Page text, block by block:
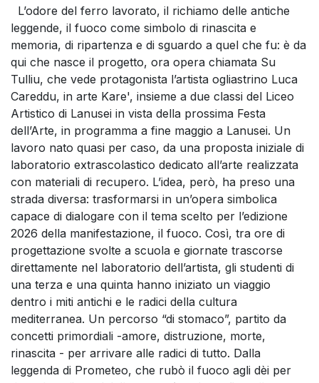
L’odore del ferro lavorato, il richiamo delle antiche
leggende, il fuoco come simbolo di rinascita e
memoria, di ripartenza e di sguardo a quel che fu: è da
qui che nasce il progetto, ora opera chiamata Su
Tulliu, che vede protagonista l’artista ogliastrino Luca
Careddu, in arte Kare', insieme a due classi del Liceo
Artistico di Lanusei in vista della prossima Festa
dell’Arte, in programma a fine maggio a Lanusei. Un
lavoro nato quasi per caso, da una proposta iniziale di
laboratorio extrascolastico dedicato all’arte realizzata
con materiali di recupero. L’idea, però, ha preso una
strada diversa: trasformarsi in un’opera simbolica
capace di dialogare con il tema scelto per l’edizione
2026 della manifestazione, il fuoco. Così, tra ore di
progettazione svolte a scuola e giornate trascorse
direttamente nel laboratorio dell’artista, gli studenti di
una terza e una quinta hanno iniziato un viaggio
dentro i miti antichi e le radici della cultura
mediterranea. Un percorso “di stomaco”, partito da
concetti primordiali -amore, distruzione, morte,
rinascita - per arrivare alle radici di tutto. Dalla
leggenda di Prometeo, che rubò il fuoco agli dèi per